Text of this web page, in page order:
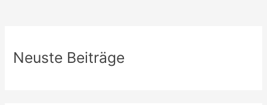
Neuste Beiträge